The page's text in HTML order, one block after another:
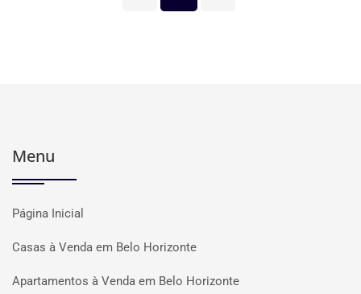
Menu
Página Inicial
Casas à Venda em Belo Horizonte
Apartamentos à Venda em Belo Horizonte